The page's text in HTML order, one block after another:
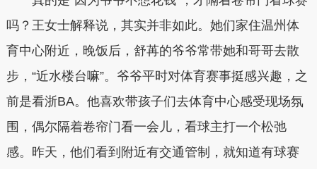
吗？王女士解释说，其实并非如此。她们家住温州体
育中心附近，晚饭后，舒苒的爷爷常带她和哥哥去散
步，“近水楼台嘛”。爷爷平时对体育赛事挺感兴趣，之
前是看浙BA。他喜欢带孩子们去体育中心感受现场氛
围，偶尔隔着卷帘门看一会儿， 看球主打一个松弛
感。 昨天，他们看到附近有交通管制，就知道有球赛